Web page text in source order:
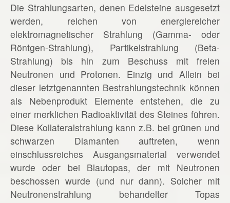
Die Strahlungsarten, denen Edelsteine ausgesetzt
werden, reichen von energiereicher
elektromagnetischer Strahlung (Gamma- oder
Röntgen-Strahlung), Partikelstrahlung (Beta-
Strahlung) bis hin zum Beschuss mit freien
Neutronen und Protonen. Einzig und Allein bei
dieser letztgenannten Bestrahlungstechnik können
als Nebenprodukt Elemente entstehen, die zu
einer merklichen Radioaktivität des Steines führen.
Diese Kollateralstrahlung kann z.B. bei grünen und
schwarzen Diamanten auftreten, wenn
einschlussreiches Ausgangsmaterial verwendet
wurde oder bei Blautopas, der mit Neutronen
beschossen wurde (und nur dann). Solcher mit
Neutronenstrahlung behandelter Topas